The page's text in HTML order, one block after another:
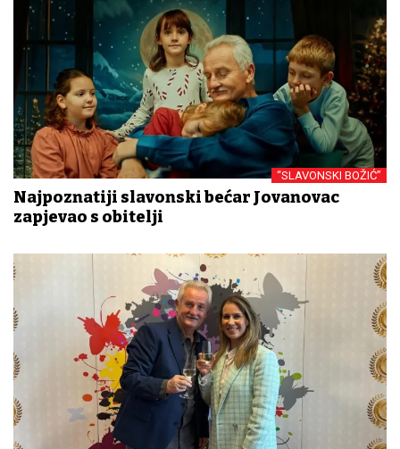
“SLAVONSKI BOŽIĆ”
Najpoznatiji slavonski bećar Jovanovac
zapjevao s obitelji